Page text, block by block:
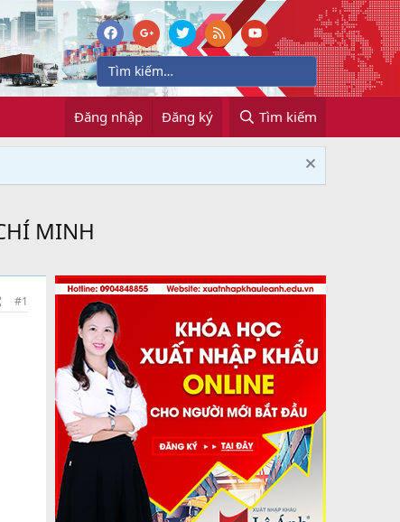
Đăng nhập Đăng ký Tìm kiếm
MINH
#1